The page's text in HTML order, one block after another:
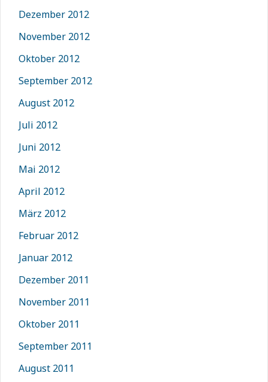
Dezember 2012
November 2012
Oktober 2012
September 2012
August 2012
Juli 2012
Juni 2012
Mai 2012
April 2012
März 2012
Februar 2012
Januar 2012
Dezember 2011
November 2011
Oktober 2011
September 2011
August 2011